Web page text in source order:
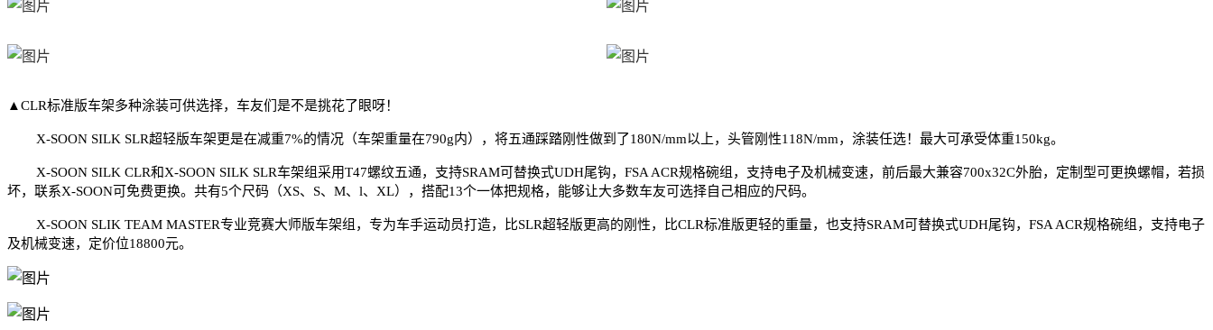
▲CLR标准版车架多种涂装可供选择，车友们是不是挑花了眼呀！
X-SOON SILK SLR超轻版车架更是在减重7%的情况（车架重量在790g内），将五通踩踏刚性做到了180N/mm以上，头管刚性118N/mm，涂装任选！最大可承受体重150kg。
X-SOON SILK CLR和X-SOON SILK SLR车架组采用T47螺纹五通，支持SRAM可替换式UDH尾钩，FSA ACR规格碗组，支持电子及机械变速，前后最大兼容700x32C外胎，定制型可更换螺帽，若损
坏，联系X-SOON可免费更换。共有5个尺码（XS、S、M、l、XL），搭配13个一体把规格，能够让大多数车友可选择自己相应的尺码。
X-SOON SLIK TEAM MASTER专业竞赛大师版车架组，专为车手运动员打造，比SLR超轻版更高的刚性，比CLR标准版更轻的重量，也支持SRAM可替换式UDH尾钩，FSA ACR规格碗组，支持电子
及机械变速，定价位18800元。